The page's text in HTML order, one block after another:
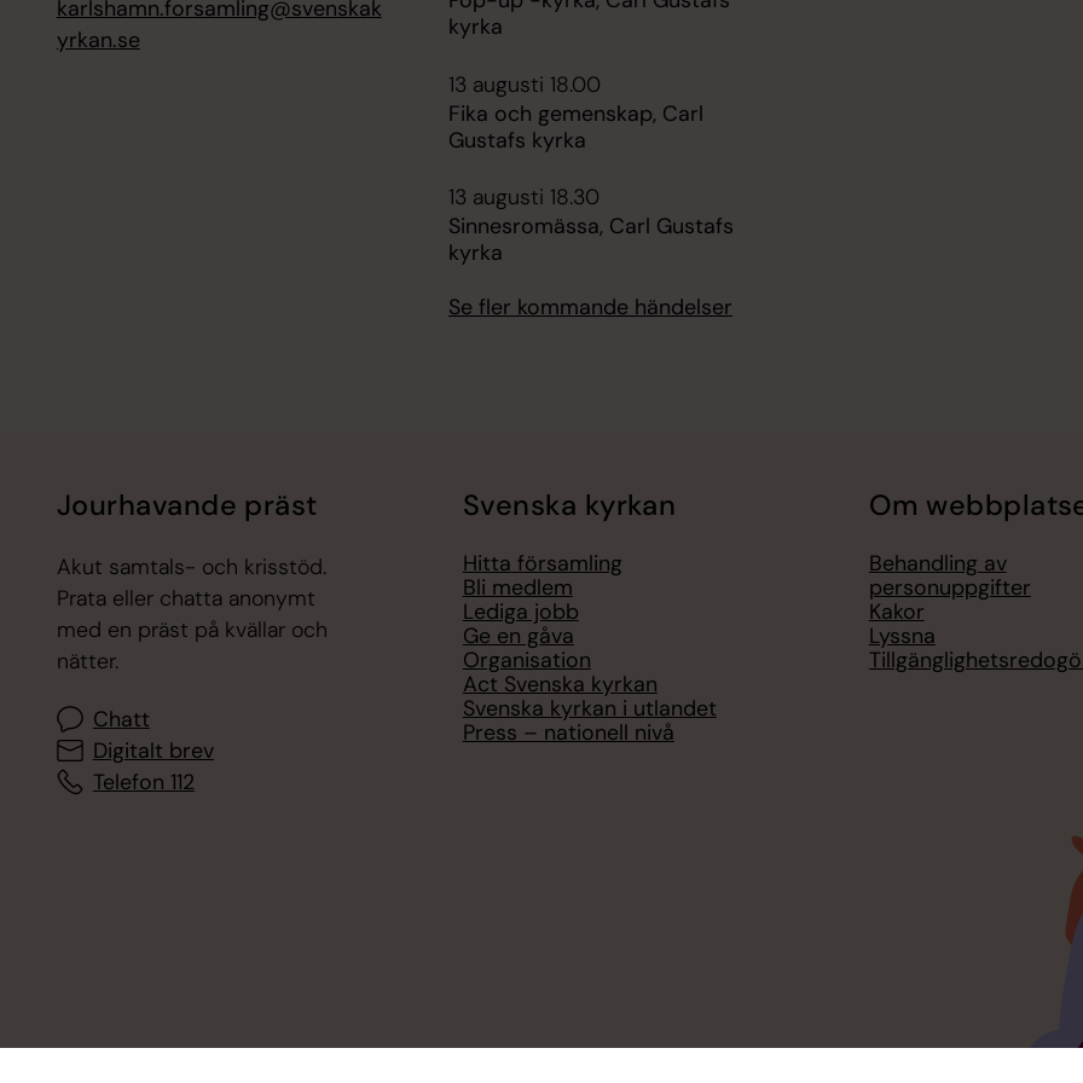
karlshamn.forsamling@svenskak
yrkan.se
kyrka
13 augusti 18.00
Fika och gemenskap, Carl
Gustafs kyrka
13 augusti 18.30
Sinnesromässa, Carl Gustafs
kyrka
Se fler kommande händelser
Jourhavande präst
Akut samtals- och krisstöd.
Prata eller chatta anonymt
med en präst på kvällar och
nätter.
Chatt
Digitalt brev
Telefon 112
Svenska kyrkan
Hitta församling
Bli medlem
Lediga jobb
Ge en gåva
Organisation
Act Svenska kyrkan
Svenska kyrkan i utlandet
Press – nationell nivå
Om
Behandling av
personuppgifter
Kakor
Lyssna